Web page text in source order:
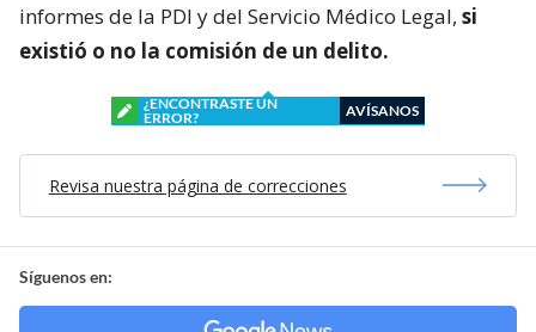
informes de la PDI y del Servicio Médico Legal, si
existió o no la comisión de un delito.
¿ENCONTRASTE UN
ERROR?
AVÍSANOS
Revisa nuestra página de correcciones
Síguenos en: